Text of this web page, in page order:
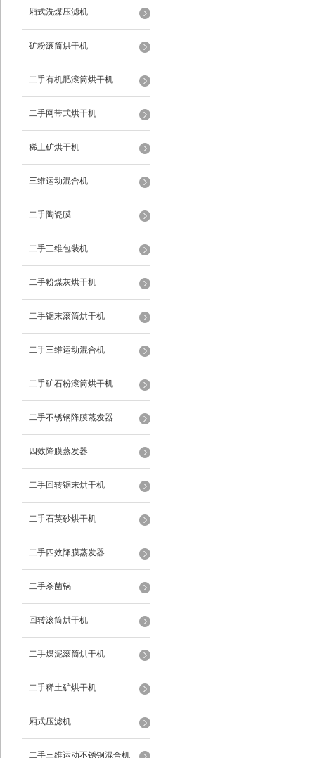
厢式洗煤压滤机
矿粉滚筒烘干机
二手有机肥滚筒烘干机
二手网带式烘干机
稀土矿烘干机
三维运动混合机
二手陶瓷膜
二手三维包装机
二手粉煤灰烘干机
二手锯末滚筒烘干机
二手三维运动混合机
二手矿石粉滚筒烘干机
二手不锈钢降膜蒸发器
四效降膜蒸发器
二手回转锯末烘干机
二手石英砂烘干机
二手四效降膜蒸发器
二手杀菌锅
回转滚筒烘干机
二手煤泥滚筒烘干机
二手稀土矿烘干机
厢式压滤机
二手三维运动不锈钢混合机